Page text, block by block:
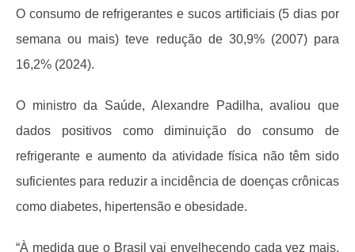
O consumo de refrigerantes e sucos artificiais (5 dias por
semana ou mais) teve redução de 30,9% (2007) para
16,2% (2024).
O ministro da Saúde, Alexandre Padilha, avaliou que
dados positivos como diminuição do consumo de
refrigerante e aumento da atividade física não têm sido
suficientes para reduzir a incidência de doenças crônicas
como diabetes, hipertensão e obesidade.
“À medida que o Brasil vai envelhecendo cada vez mais,